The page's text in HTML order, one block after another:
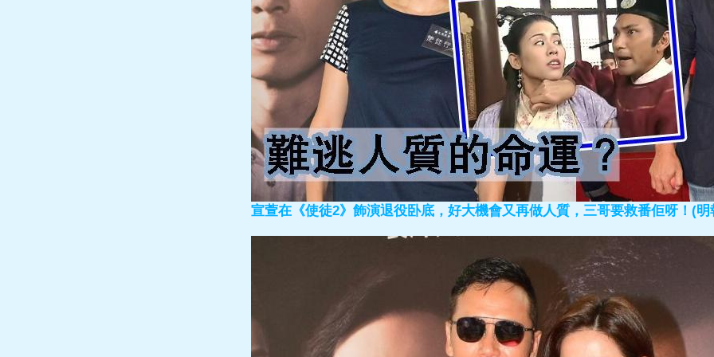
宣萱在《使徒2》飾演退役卧底，好大機會又再做人質，三哥要救番佢呀！(明